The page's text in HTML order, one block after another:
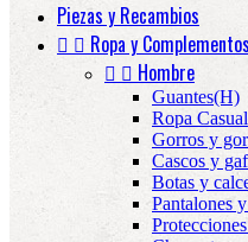
Piezas y Recambios
  Ropa y Complementos
  Hombre
Guantes(H)
Ropa
Gorros y
Cascos y
Botas y
Pantalones